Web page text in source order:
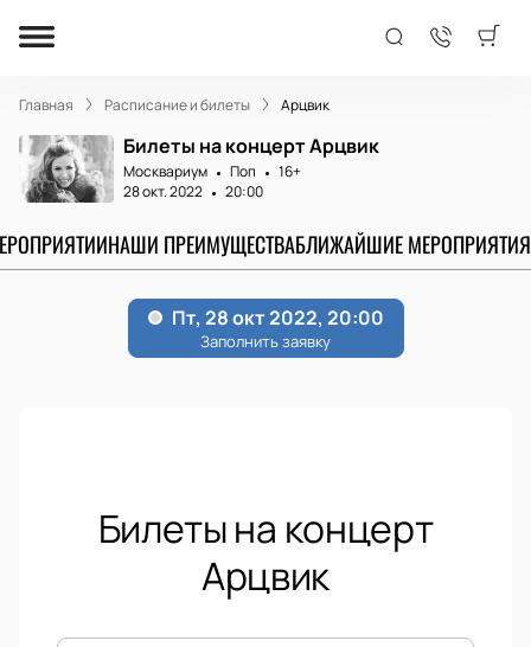
Главная Расписание и билеты Арцвик
Билеты на концерт Арцвик
Москвариум Поп
16+
28 окт. 2022
20:00
НАШИ ПРЕИМУЩЕСТВАБЛИЖАЙШИЕ МЕРОПРИЯТИЯ
Билеты на концерт
Арцвик